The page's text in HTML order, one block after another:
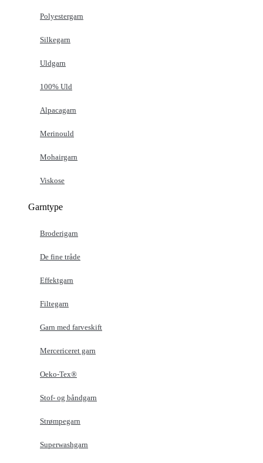
Polyestergarn
Silkegarn
Uldgarn
100% Uld
Alpacagarn
Merinould
Mohairgarn
Viskose
Garntype
Broderigarn
De fine tråde
Effektgarn
Filtegarn
Garn med farveskift
Mercericeret garn
Oeko-Tex®
Stof- og båndgarn
Strømpegarn
Superwashgarn